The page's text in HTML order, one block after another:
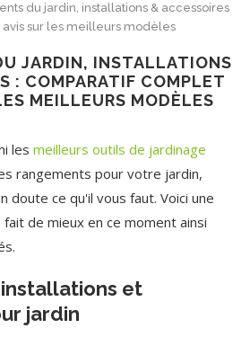
du jardin, installations & accessoires
sur les meilleurs modèles
JARDIN, INSTALLATIONS
: COMPARATIF COMPLET
MEILLEURS MODÈLES
les meilleurs outils de jardinage
rangements pour votre jardin,
doute ce qu'il vous faut. Voici une
de mieux en ce moment ainsi
et
jardin